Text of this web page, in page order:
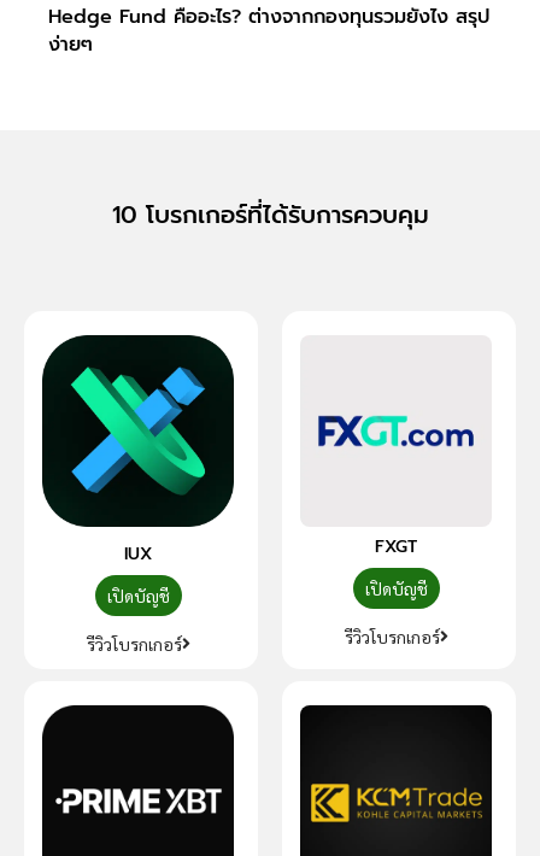
Hedge Fund คืออะไร? ต่างจากกองทุนรวมยังไง สรุป
ง่ายๆ
10 โบรกเกอร์ที่ได้รับการควบคุม
IUX
เปิดบัญชี
รีวิวโบรกเกอร์
FXGT
เปิดบัญชี
รีวิวโบรกเกอร์